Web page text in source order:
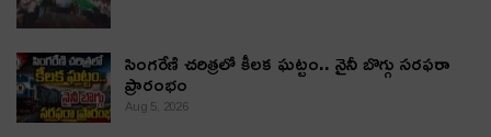
సింగరేణి చరిత్రలో కీలక ఘట్టం.. నైనీ బొగ్గు సరఫరా
ప్రారంభం
Aug 5, 2026